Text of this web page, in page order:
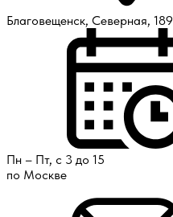
Благовещенск, Северная, 189
Пн – Пт, с 3 до 15
по Москве